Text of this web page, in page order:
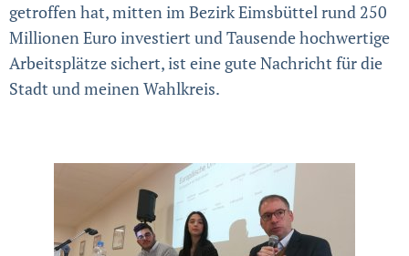
getroffen hat, mitten im Bezirk Eimsbüttel rund 250
Millionen Euro investiert und Tausende hochwertige
Arbeitsplätze sichert, ist eine gute Nachricht für die
Stadt und meinen Wahlkreis.